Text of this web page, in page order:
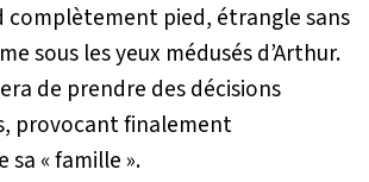
complètement pied, étrangle sans
sous les yeux médusés d’Arthur.
de prendre des décisions
provocant finalement
sa « famille ».